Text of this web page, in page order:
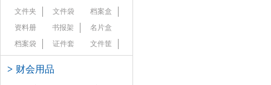
文件夹 文件袋
档案盒
资料册
书报架
名片盒
档案袋
证件套 文件筐
> 财会用品